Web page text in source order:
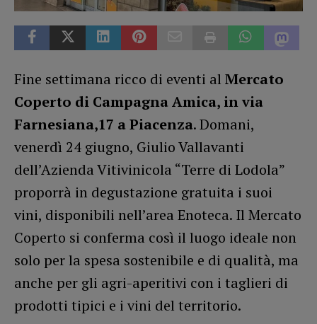
Fine settimana ricco di eventi al Mercato
Coperto di Campagna Amica, in via
Farnesiana,17 a Piacenza. Domani,
venerdì 24 giugno, Giulio Vallavanti
dell’Azienda Vitivinicola “Terre di Lodola”
proporrà in degustazione gratuita i suoi
vini, disponibili nell’area Enoteca. Il Mercato
Coperto si conferma così il luogo ideale non
solo per la spesa sostenibile e di qualità, ma
anche per gli agri-aperitivi con i taglieri di
prodotti tipici e i vini del territorio.